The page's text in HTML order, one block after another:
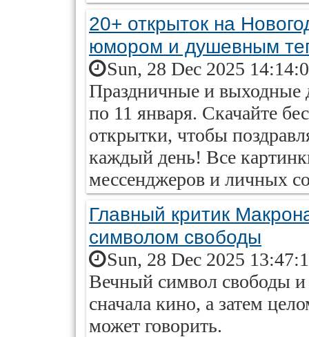
20+ открыток на
юмором и душевным
Sun, 28 Dec 2025
Праздничные и выходные
по 11 января. Скачайте
открытки, чтобы
каждый день! Все
мессенджеров и личных
Главный критик
символом свободы
Sun, 28 Dec 2025
Вечный символ свободы
сначала кино, а затем
может говорить.